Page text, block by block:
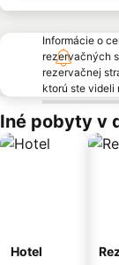
Informácie o
rezervačných
rezervačnej
ktorú ste videli
Iné pobyty v
Hotel